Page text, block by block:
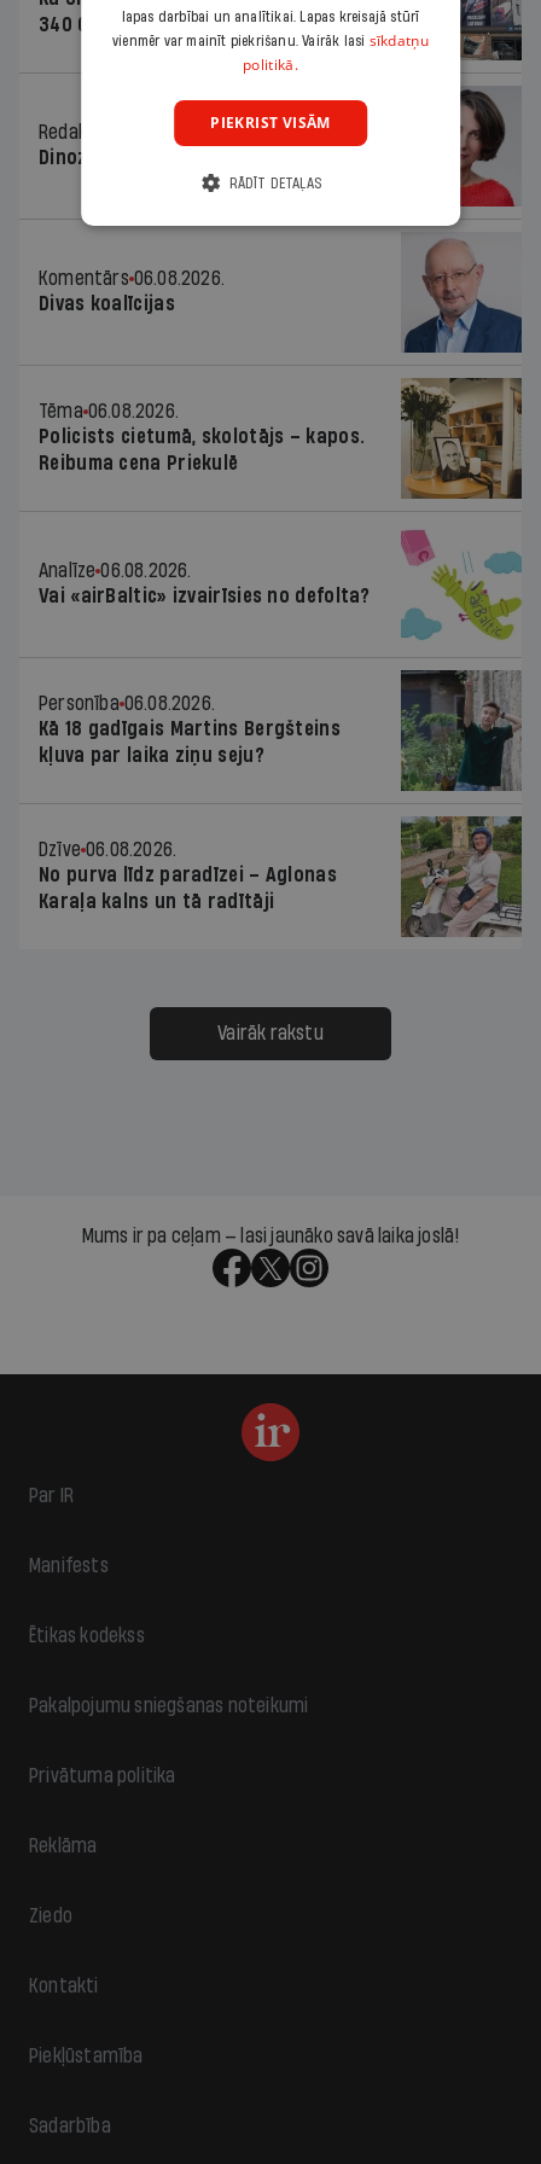
340 000 vērtu reklāmas kampaņu
Redaktores sleja
06.08.2026.
Dinozaura triks
Komentārs 06.08.2026.
Divas koalīcijas
Tēma 06.08.2026.
Policists cietumā, skolotājs – kapos.
Reibuma cena Priekulē
Analīze 06.08.2026.
Vai «airBaltic» izvairīsies no defolta?
Personība 06.08.2026.
Kā 18 gadīgais Martins Bergšteins
kļuva par laika ziņu seju?
Dzīve 06.08.2026.
No purva līdz paradīzei – Aglonas
Karaļa kalns un tā radītāji
Vairāk rakstu
Mums ir pa ceļam — lasi jaunāko savā laika joslā!
Par IR
Manifests
Ētikas kodekss
Pakalpojumu sniegšanas noteikumi
Privātuma politika
Reklāma
Ziedo
Kontakti
Piekļūstamība
Sadarbība
lapas darbībai un analītikai. Lapas kreisajā stūrī
vienmēr var mainīt piekrišanu. Vairāk lasi sīkdatņu
politikā.
PIEKRIST VISĀM
RĀDĪT DETAĻAS